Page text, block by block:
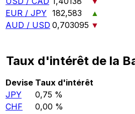
EUR / JPY 182,583
▲
AUD / USD 0,703095 ▼
Taux d'intérêt de la
Devise Taux d'intérêt
JPY
0,75 %
CHF
0,00 %